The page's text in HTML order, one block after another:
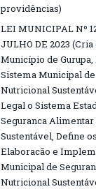
providências)
LEI MUNICIPAL Nº
JULHO DE 2023
Município de Gurupa,
Sistema Municipal
Nutricional
Legal o Sistema
Seguranca
Sustentável, Define
Elaboracão e
Municipal de
Nutricional